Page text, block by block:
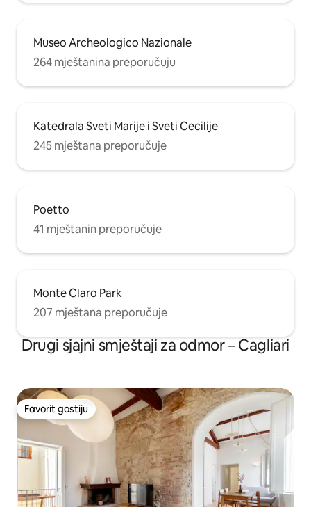
Museo Archeologico Nazionale
264 mještanina preporučuju
Katedrala Sveti Marije i Sveti Cecilije
245 mještana preporučuje
Poetto
41 mještanin preporučuje
Monte Claro Park
207 mještana preporučuje
Drugi sjajni smještaji za odmor – Cagliari
Favorit gostiju
Favorit gostiju